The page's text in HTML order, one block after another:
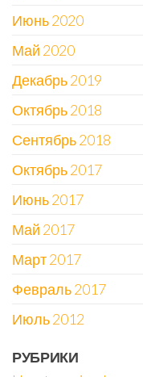
Июнь 2020
Май 2020
Декабрь 2019
Октябрь 2018
Сентябрь 2018
Октябрь 2017
Июнь 2017
Май 2017
Март 2017
Февраль 2017
Июль 2012
РУБРИКИ